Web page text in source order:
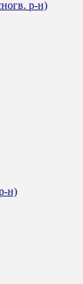
р-н)
н)